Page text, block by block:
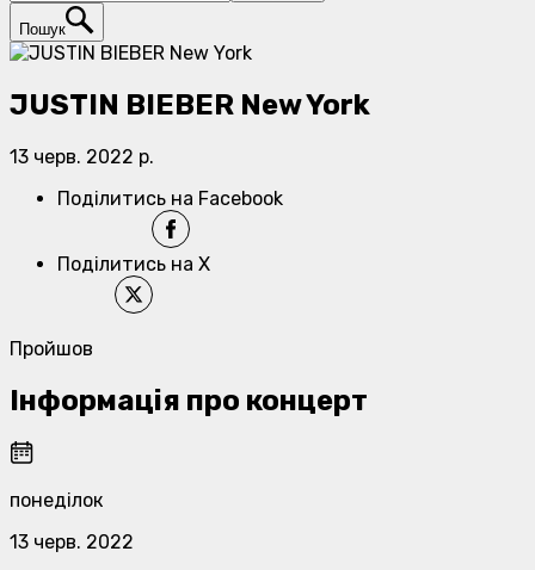
Пошук
JUSTIN BIEBER New York
13 черв. 2022 р.
Поділитись на Facebook
Поділитись на X
Пройшов
Інформація про концерт
понеділок
13 черв. 2022